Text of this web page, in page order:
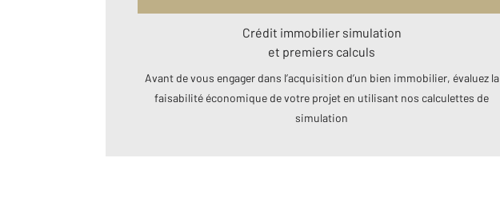
Crédit immobilier simulation
et premiers calculs
Avant de vous engager dans l’acquisition d’un bien immobilier, évaluez la
faisabilité économique de votre projet en utilisant nos calculettes de
simulation